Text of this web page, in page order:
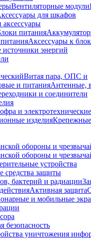
Вентиляторные модули
для шкафов
питания
Аксессуары к
источники энергий
Витая пара, ОПС и
и питанияАнтенные,
и соединители
и электротехнические
изделия
обороны и
обороны и
устройства
средства защиты
бактерий и радиации
Активная защита
и мобильные
безопасность
уничтожения